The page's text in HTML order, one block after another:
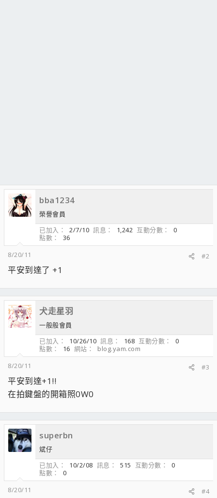
bba1234
榮譽會員
已加入
2/7/10 訊息 1,242 互動分數
0
點數
36
8/20/11
#2
平安到達了 +1
犬走星羽
一般般會員
已加入
10/26/10 訊息 168 互動分數
0
點數
16 網站
blog.yam.com
8/20/11
#3
平安到達+1!!
在拍鍵盤的開箱照0W0
superbn
斌仔
已加入
10/2/08 訊息 515 互動分數
0
點數
0
8/20/11
#4